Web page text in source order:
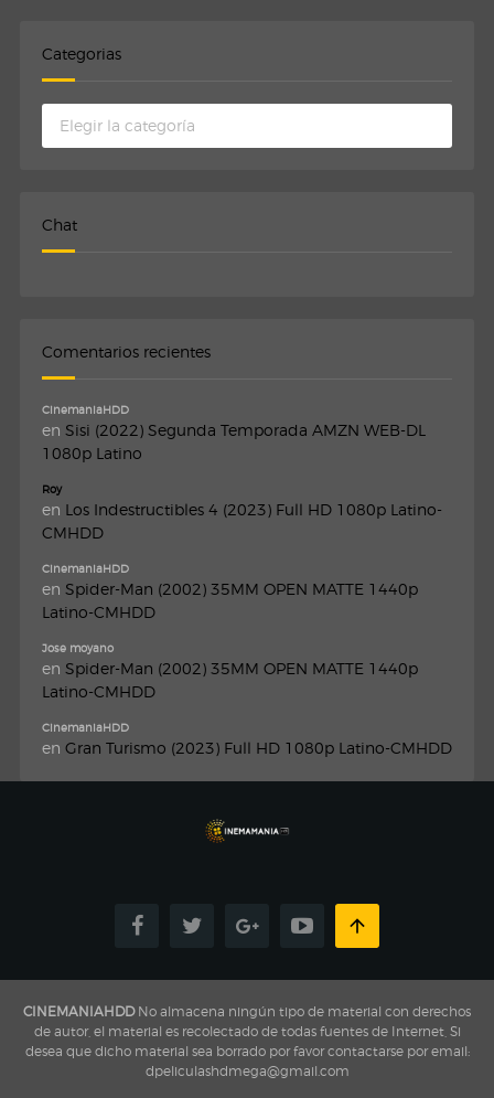
Categorias
Categorias
Chat
Comentarios recientes
CinemaniaHDD
en Sisi (2022) Segunda Temporada AMZN WEB-DL
1080p Latino
Roy
en Los Indestructibles 4 (2023) Full HD 1080p Latino-
CMHDD
CinemaniaHDD
en Spider-Man (2002) 35MM OPEN MATTE 1440p
Latino-CMHDD
Jose moyano
en Spider-Man (2002) 35MM OPEN MATTE 1440p
Latino-CMHDD
CinemaniaHDD
en Gran Turismo (2023) Full HD 1080p Latino-CMHDD
CINEMANIAHDDNo almacena ningún tipo de material con derechos
de autor, el material es recolectado de todas fuentes de Internet, Si
desea que dicho material sea borrado por favor contactarse por email:
dpeliculashdmega@gmail.com